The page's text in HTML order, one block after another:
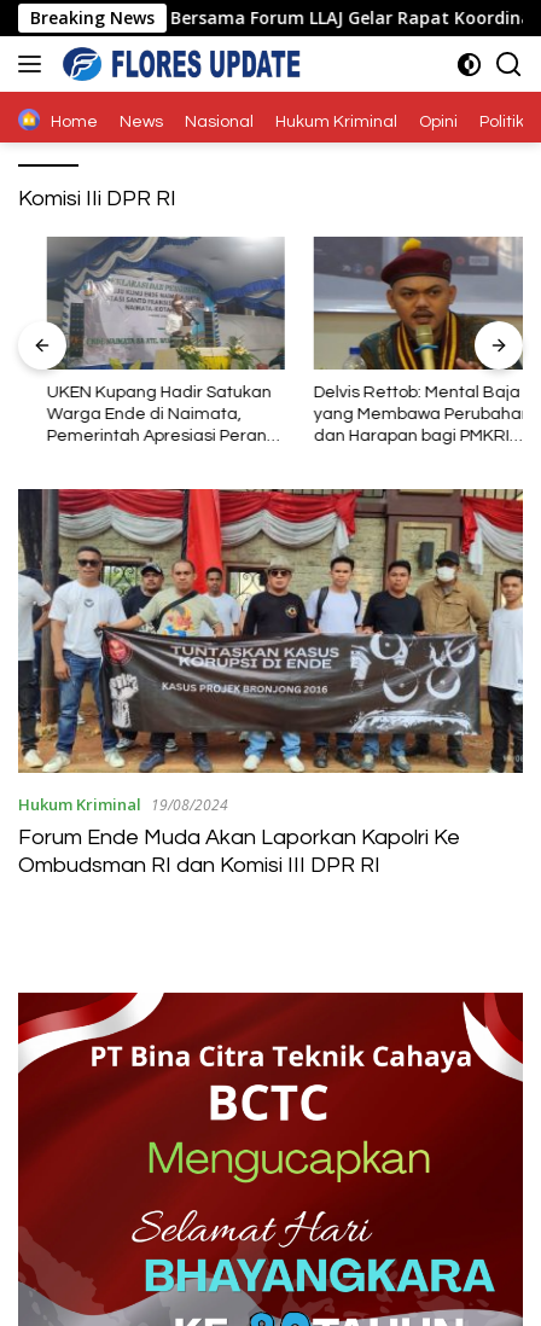
Langsung
ke
konten
Breaking News
NTT Bersama Forum LLAJ Gelar Rapat Koordinasi
Home News Nasional Hukum Kriminal Opini Politik
Komisi IIi DPR RI
UKEN Kupang Hadir Satukan
Warga Ende di Naimata,
Pemerintah Apresiasi Peran
Delvis Rettob: Mental Baja
yang Membawa Perubahan
dan Harapan bagi PMKRI
Hukum Kriminal 19/08/2024
Forum Ende Muda Akan Laporkan Kapolri Ke
Ombudsman RI dan Komisi III DPR RI